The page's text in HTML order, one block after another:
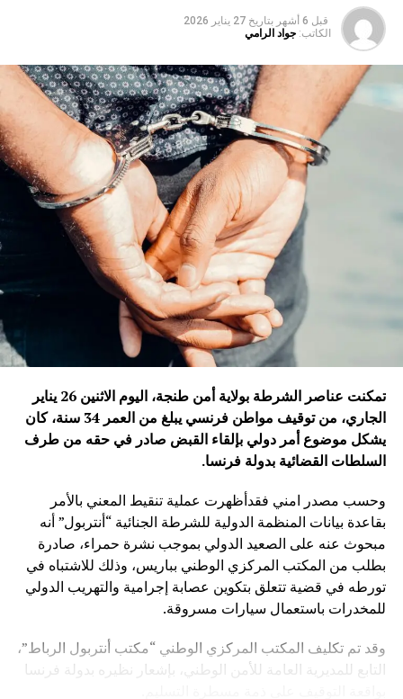
قبل 6 أشهر بتاريخ 27 يناير 2026
الكاتب: جواد الرامي
تمكنت عناصر الشرطة بولاية أمن طنجة، اليوم الاثنين 26 يناير
الجاري، من توقيف مواطن فرنسي يبلغ من العمر 34 سنة، كان
يشكل موضوع أمر دولي بإلقاء القبض صادر في حقه من طرف
السلطات القضائية بدولة فرنسا.
وحسب مصدر امني فقدأظهرت عملية تنقيط المعني بالأمر
بقاعدة بيانات المنظمة الدولية للشرطة الجنائية “أنتربول” أنه
مبحوث عنه على الصعيد الدولي بموجب نشرة حمراء، صادرة
بطلب من المكتب المركزي الوطني بباريس، وذلك للاشتباه في
تورطه في قضية تتعلق بتكوين عصابة إجرامية والتهريب الدولي
للمخدرات باستعمال سيارات مسروقة.
وقد تم تكليف المكتب المركزي الوطني “مكتب أنتربول الرباط”،
التابع للمديرية العامة للأمن الوطني، بإشعار نظيره بدولة فرنسا